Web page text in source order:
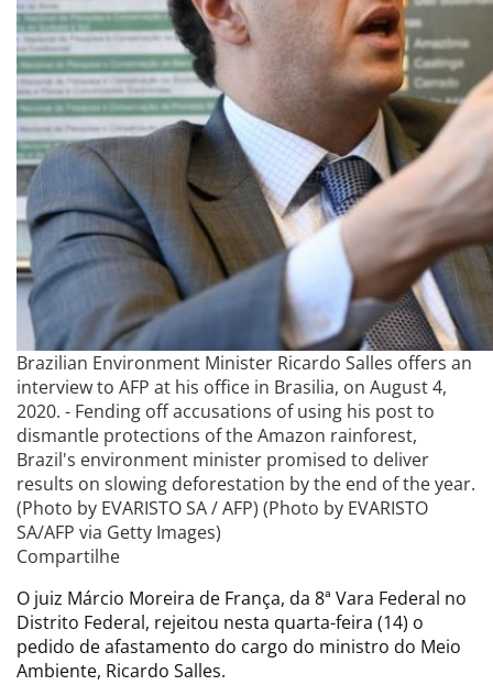
Brazilian Environment Minister Ricardo Salles offers an
interview to AFP at his office in Brasilia, on August 4,
2020. - Fending off accusations of using his post to
dismantle protections of the Amazon rainforest,
Brazil's environment minister promised to deliver
results on slowing deforestation by the end of the year.
(Photo by EVARISTO SA / AFP) (Photo by EVARISTO
SA/AFP via Getty Images)
Compartilhe
O juiz Márcio Moreira de França, da 8ª Vara Federal no
Distrito Federal, rejeitou nesta quarta-feira (14) o
pedido de afastamento do cargo do ministro do Meio
Ambiente, Ricardo Salles.